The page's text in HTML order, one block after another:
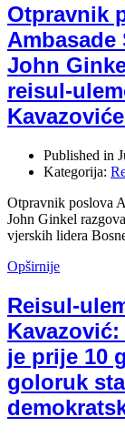
Otpravnik
Ambasade
John
reisul-
Published in
Kategorija:
Otpravnik poslova
John Ginkel
vjerskih lidera
Opširnije
Reisul-
je prije 10
goloruk